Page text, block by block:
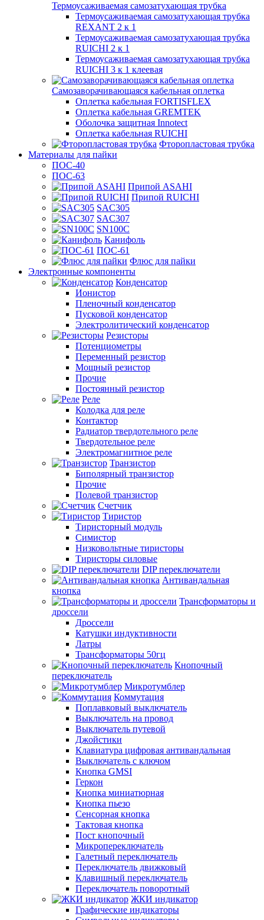
Термоусаживаемая самозатухающая трубка
Термоусаживаемая самозатухающая трубка
REXANT 2 к 1
Термоусаживаемая самозатухающая трубка
RUICHI 2 к 1
Термоусаживаемая самозатухающая трубка
RUICHI 3 к 1 клеевая
Самозаворачивающаяся кабельная оплетка
Оплетка кабельная FORTISFLEX
Оплетка кабельная GREMTEK
Оболочка защитная Innotect
Оплетка кабельная RUICHI
Фторопластовая трубка
Материалы для пайки
ПОС-40
ПОС-63
Припой ASAHI
Припой RUICHI
SAC305
SAC307
SN100C
Канифоль
ПОС-61
Флюс для пайки
Электронные компоненты
Конденсатор
Ионистор
Пленочный конденсатор
Пусковой конденсатор
Электролитический конденсатор
Резисторы
Потенциометры
Переменный резистор
Мощный резистор
Прочие
Постоянный резистор
Реле
Колодка для реле
Контактор
Радиатор твердотельного реле
Твердотельное реле
Электромагнитное реле
Транзистор
Биполярный транзистор
Прочие
Полевой транзистор
Счетчик
Тиристор
Тиристорный модуль
Симистор
Низковольтные тиристоры
Тиристоры силовые
DIP переключатели
Антивандальная
кнопка
Трансформаторы и
дроссели
Дроссели
Катушки индуктивности
Латры
Трансформаторы 50гц
Кнопочный
переключатель
Микротумблер
Коммутация
Поплавковый выключатель
Выключатель на провод
Выключатель путевой
Джойстики
Клавиатура цифровая антивандальная
Выключатель с ключом
Кнопка GMSI
Геркон
Кнопка миниатюрная
Кнопка пьезо
Сенсорная кнопка
Тактовая кнопка
Пост кнопочный
Микропереключатель
Галетный переключатель
Переключатель движковый
Клавишный переключатель
Переключатель поворотный
ЖКИ индикатор
Графические индикаторы